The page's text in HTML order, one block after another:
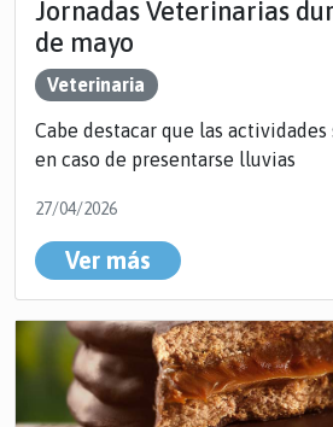
Jornadas Veterinarias
de mayo
Veterinaria
Cabe destacar que las actividades
en caso de presentarse lluvias
27/04/2026
Ver más